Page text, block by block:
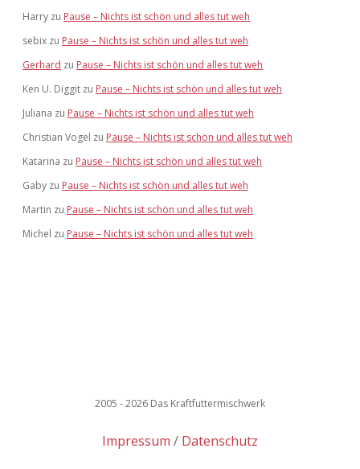
Harry zu Pause – Nichts ist schön und alles tut weh
sebix zu Pause – Nichts ist schön und alles tut weh
Gerhard zu Pause – Nichts ist schön und alles tut weh
Ken U. Diggit zu Pause – Nichts ist schön und alles tut weh
Juliana zu Pause – Nichts ist schön und alles tut weh
Christian Vogel zu Pause – Nichts ist schön und alles tut weh
Katarina zu Pause – Nichts ist schön und alles tut weh
Gaby zu Pause – Nichts ist schön und alles tut weh
Martin zu Pause – Nichts ist schön und alles tut weh
Michel zu Pause – Nichts ist schön und alles tut weh
2005 - 2026 Das Kraftfuttermischwerk
Impressum Datenschutz